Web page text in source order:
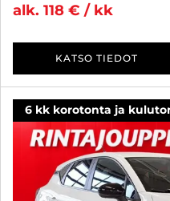
alk. 118 € / kk
KATSO TIEDOT
6 kk korotonta ja